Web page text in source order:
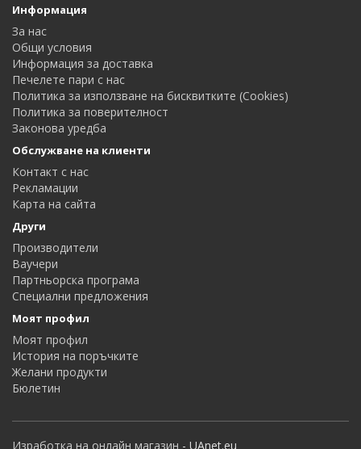
Информация
За нас
Общи условия
Информация за доставка
Печелете пари с нас
Политика за използване на бисквитките (Cookies)
Политика за поверителност
Законова уредба
Обслужване на клиенти
Контакт с нас
Рекламации
Карта на сайта
Други
Производители
Ваучери
Партньорска програма
Специални предложения
Моят профил
Моят профил
История на поръчките
Желани продукти
Бюлетин
Изработка на онлайн магазин - UAnet.eu